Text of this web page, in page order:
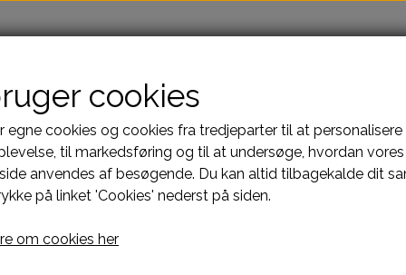
Laserbehandling Hundetræning Dog Sport Arena
Foder og Tilskud
Tilskud
Godbidder
cookies
egne cookies og cookies fra tredjeparter til at personalisere
til markedsføring og til at undersøge, hvordan vores
anvendes af besøgende. Du kan altid tilbagekalde dit
på linket 'Cookies' nederst på siden.
om cookies her